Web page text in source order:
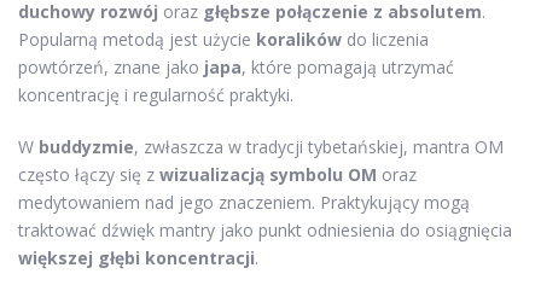
duchowy rozwój oraz głębsze połączenie z absolutem.
Popularną metodą jest użycie koralików do liczenia
powtórzeń, znane jako japa, które pomagają utrzymać
koncentrację i regularność praktyki.
W buddyzmie, zwłaszcza w tradycji tybetańskiej, mantra OM
często łączy się z wizualizacją symbolu OM oraz
medytowaniem nad jego znaczeniem. Praktykujący mogą
traktować dźwięk mantry jako punkt odniesienia do osiągnięcia
większej głębi koncentracji.